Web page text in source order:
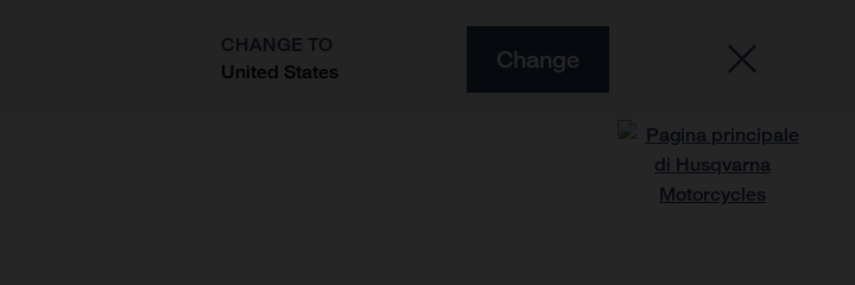
CHANGE TO
United States
Change